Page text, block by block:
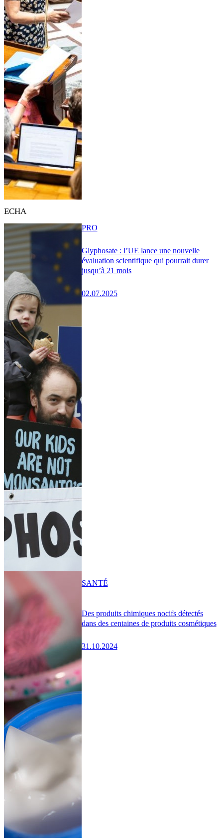
ECHA
Glyphosate : l’UE lance une nouvelle
évaluation scientifique qui pourrait durer
jusqu’à 21 mois
02.07.2025
PRO
Des produits chimiques nocifs détectés
dans des centaines de produits cosmétiques
31.10.2024
SANTÉ